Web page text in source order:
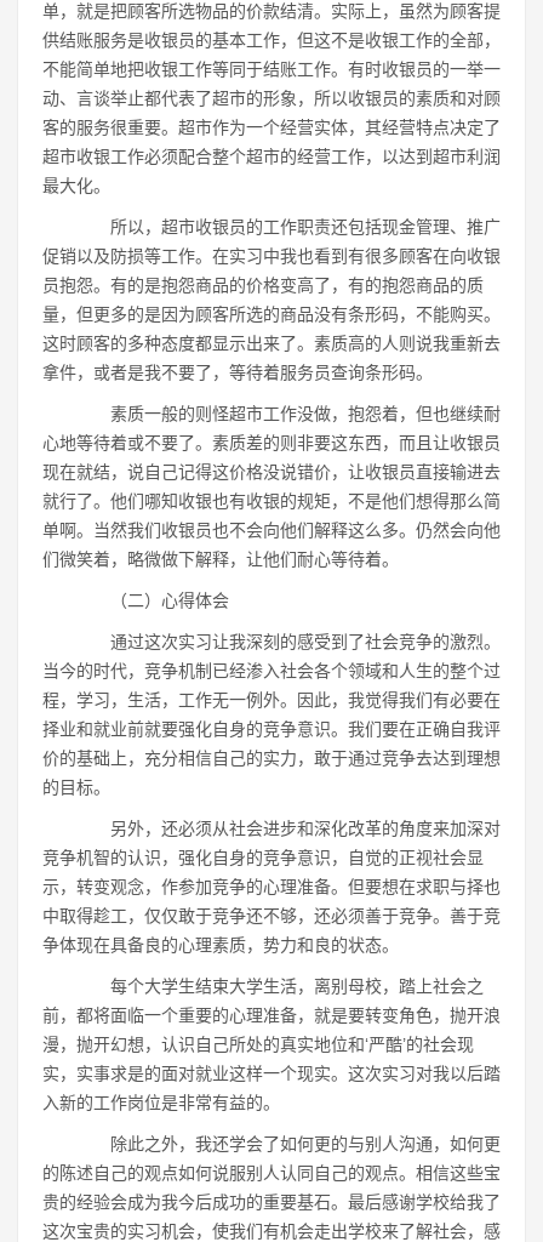
单，就是把顾客所选物品的价款结清。实际上，虽然为顾客提
供结账服务是收银员的基本工作，但这不是收银工作的全部，
不能简单地把收银工作等同于结账工作。有时收银员的一举一
动、言谈举止都代表了超市的形象，所以收银员的素质和对顾
客的服务很重要。超市作为一个经营实体，其经营特点决定了
超市收银工作必须配合整个超市的经营工作，以达到超市利润
最大化。
所以，超市收银员的工作职责还包括现金管理、推广
促销以及防损等工作。在实习中我也看到有很多顾客在向收银
员抱怨。有的是抱怨商品的价格变高了，有的抱怨商品的质
量，但更多的是因为顾客所选的商品没有条形码，不能购买。
这时顾客的多种态度都显示出来了。素质高的人则说我重新去
拿件，或者是我不要了，等待着服务员查询条形码。
素质一般的则怪超市工作没做，抱怨着，但也继续耐
心地等待着或不要了。素质差的则非要这东西，而且让收银员
现在就结，说自己记得这价格没说错价，让收银员直接输进去
就行了。他们哪知收银也有收银的规矩，不是他们想得那么简
单啊。当然我们收银员也不会向他们解释这么多。仍然会向他
们微笑着，略微做下解释，让他们耐心等待着。
（二）心得体会
通过这次实习让我深刻的感受到了社会竞争的激烈。
当今的时代，竞争机制已经渗入社会各个领域和人生的整个过
程，学习，生活，工作无一例外。因此，我觉得我们有必要在
择业和就业前就要强化自身的竞争意识。我们要在正确自我评
价的基础上，充分相信自己的实力，敢于通过竞争去达到理想
的目标。
另外，还必须从社会进步和深化改革的角度来加深对
竞争机智的认识，强化自身的竞争意识，自觉的正视社会显
示，转变观念，作参加竞争的心理准备。但要想在求职与择也
中取得趁工，仅仅敢于竞争还不够，还必须善于竞争。善于竞
争体现在具备良的心理素质，势力和良的状态。
每个大学生结束大学生活，离别母校，踏上社会之
前，都将面临一个重要的心理准备，就是要转变角色，抛开浪
漫，抛开幻想，认识自己所处的真实地位和‘严酷’的社会现
实，实事求是的面对就业这样一个现实。这次实习对我以后踏
入新的工作岗位是非常有益的。
除此之外，我还学会了如何更的与别人沟通，如何更
的陈述自己的观点如何说服别人认同自己的观点。相信这些宝
贵的经验会成为我今后成功的重要基石。最后感谢学校给我了
这次宝贵的实习机会，使我们有机会走出学校来了解社会，感